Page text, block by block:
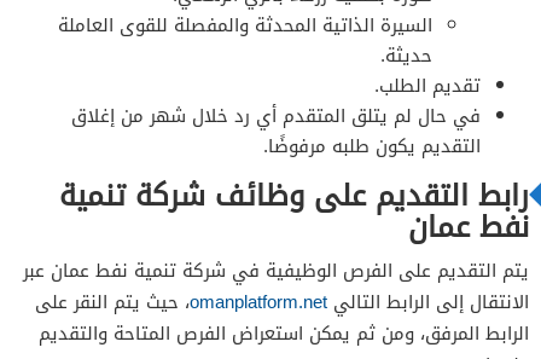
السيرة الذاتية المحدثة والمفصلة للقوى العاملة
حديثة.
تقديم الطلب.
في حال لم يتلق المتقدم أي رد خلال شهر من إغلاق
التقديم يكون طلبه مرفوضًا.
رابط التقديم على وظائف شركة تنمية
نفط عمان
يتم التقديم على الفرص الوظيفية في شركة تنمية نفط عمان عبر
الانتقال إلى الرابط التالي omanplatform.net، حيث يتم النقر على
الرابط المرفق، ومن ثم يمكن استعراض الفرص المتاحة والتقديم